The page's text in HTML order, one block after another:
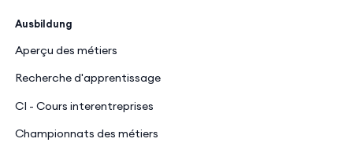
Ausbildung
Aperçu des métiers
Recherche d'apprentissage
CI - Cours interentreprises
Championnats des métiers